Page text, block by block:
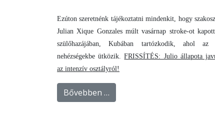
Ezúton szeretnénk tájékoztatni mindenkit, hogy
Julian Xique Gonzales múlt vasárnap stroke-ot
szülőhazájában, Kubában tartózkodik, ahol az
nehézségekbe ütközik.FRISSÍTÉS: Julio állapota
az intenzív osztályról!
Bővebben …